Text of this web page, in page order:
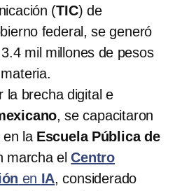
(TIC) de
federal, se generó
mil millones de pesos
la brecha digital e
, se capacitaron
en laEscuela Pública de
marcha elCentro
en IA, considerado